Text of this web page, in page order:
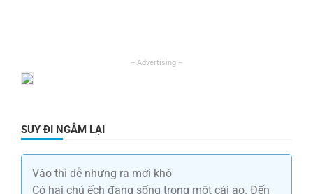
SUY ĐI NGẪM LẠI
Vào thì dễ nhưng ra mới khó
Có hai chú ếch đang sống trong một cái ao. Đến